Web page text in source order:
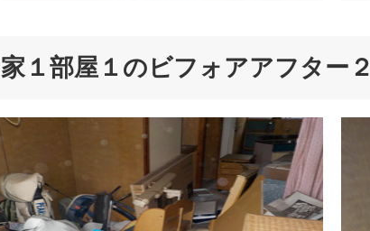
家１部屋１のビフォアアフター２